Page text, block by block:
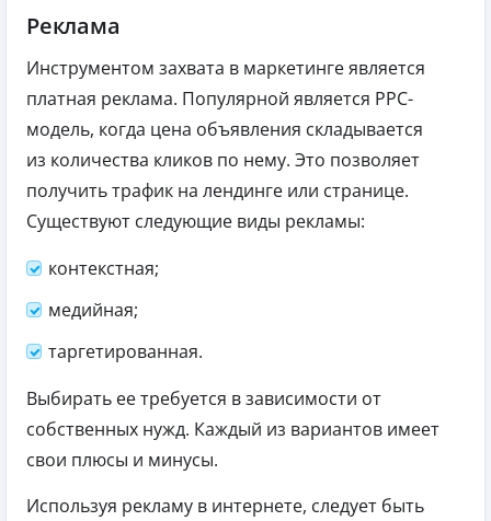
Реклама
Инструментом захвата в маркетинге является
платная реклама. Популярной является PPC-
модель, когда цена объявления складывается
из количества кликов по нему. Это позволяет
получить трафик на лендинге или странице.
Существуют следующие виды рекламы:
контекстная;
медийная;
таргетированная.
Выбирать ее требуется в зависимости от
собственных нужд. Каждый из вариантов имеет
свои плюсы и минусы.
Используя рекламу в интернете, следует быть